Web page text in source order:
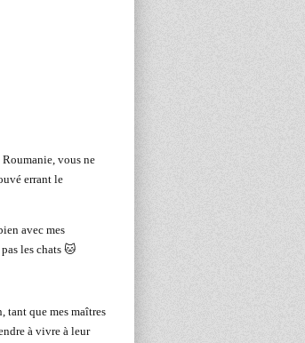
vous ne
errant le
avec mes
les chats 🐱
tant que mes maîtres
à vivre à leur